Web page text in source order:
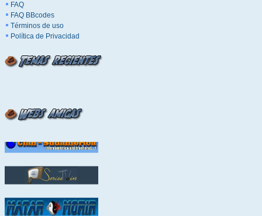
FAQ
FAQ BBcodes
Términos de uso
Política de Privacidad